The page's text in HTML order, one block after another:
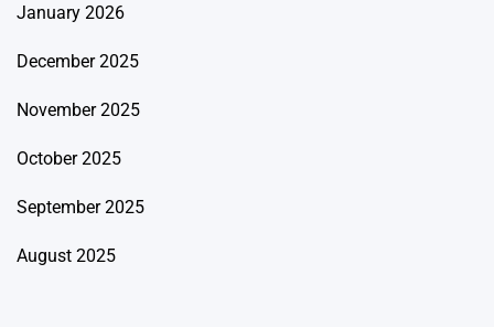
January 2026
December 2025
November 2025
October 2025
September 2025
August 2025